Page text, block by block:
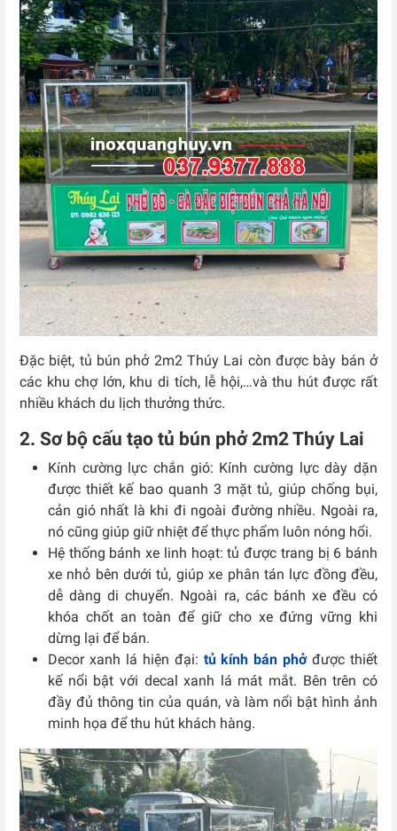
Đặc biệt, tủ bún phở 2m2 Thúy Lai còn được bày bán ở
các khu chợ lớn, khu di tích, lễ hội,…và thu hút được rất
nhiều khách du lịch thưởng thức.
2. Sơ bộ cấu tạo tủ bún phở 2m2 Thúy Lai
Kính cường lực chắn gió: Kính cường lực dày dặn
được thiết kế bao quanh 3 mặt tủ, giúp chống bụi,
cản gió nhất là khi đi ngoài đường nhiều. Ngoài ra,
nó cũng giúp giữ nhiệt để thực phẩm luôn nóng hổi.
Hệ thống bánh xe linh hoạt: tủ được trang bị 6 bánh
xe nhỏ bên dưới tủ, giúp xe phân tán lực đồng đều,
dễ dàng di chuyển. Ngoài ra, các bánh xe đều có
khóa chốt an toàn để giữ cho xe đứng vững khi
dừng lại để bán.
Decor xanh lá hiện đại: tủ kính bán phởđược thiết
kế nổi bật với decal xanh lá mát mắt. Bên trên có
đầy đủ thông tin của quán, và làm nổi bật hình ảnh
minh họa để thu hút khách hàng.